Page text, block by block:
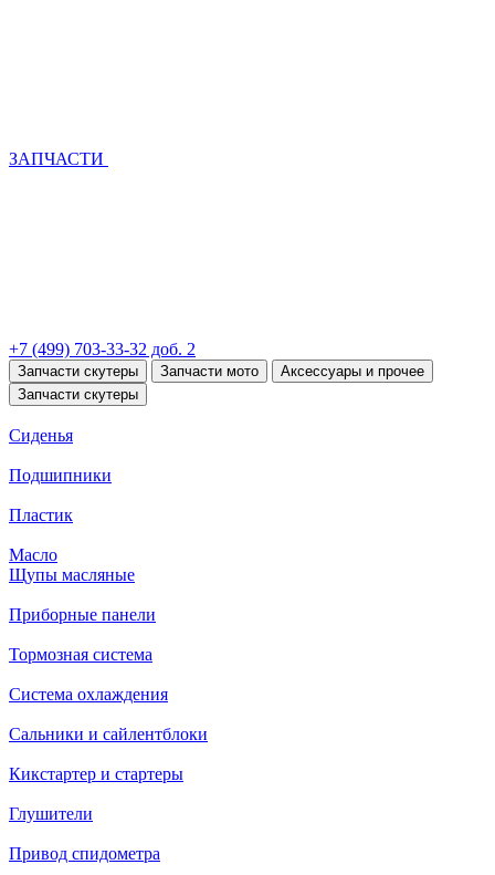
ЗАПЧАСТИ
+7 (499) 703-33-32 доб. 2
Запчасти скутеры Запчасти мото
Аксессуары и прочее
Запчасти скутеры
Сиденья
Подшипники
Пластик
Масло
Щупы масляные
Приборные панели
Тормозная система
Система охлаждения
Сальники и сайлентблоки
Кикстартер и стартеры
Глушители
Привод спидометра